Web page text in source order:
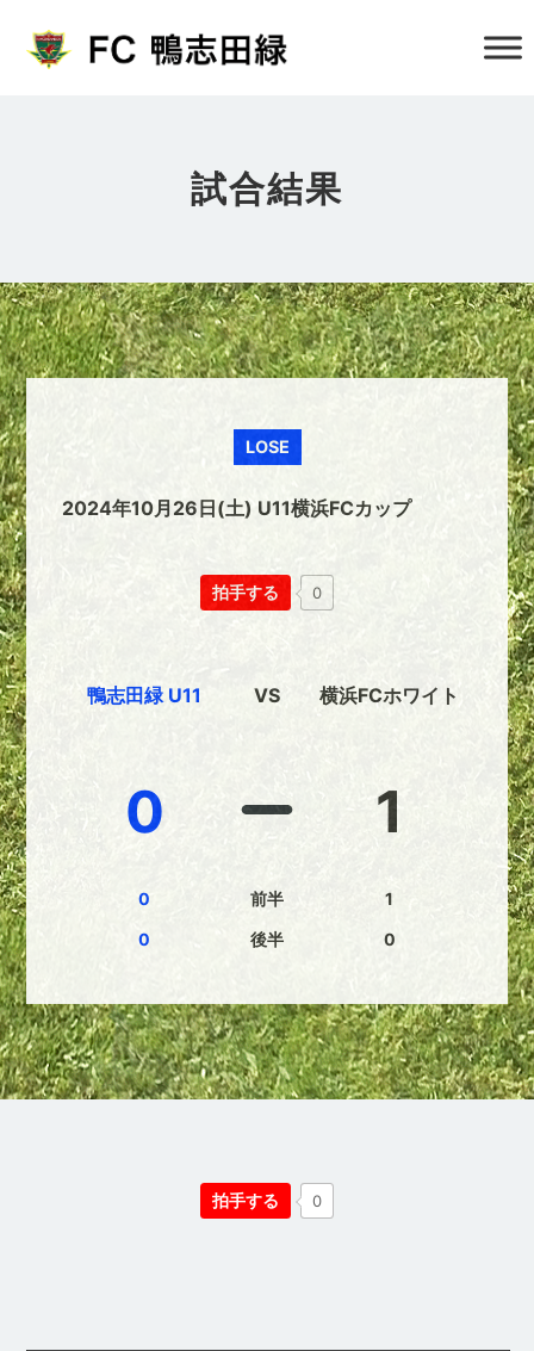
試合結果
LOSE
2024年10月26日(土) U11横浜FCカップ
拍手する 0
鴨志田緑 U11
0
0
0
VS
前半
後半
横浜FCホワイト
1
1
0
拍手する 0